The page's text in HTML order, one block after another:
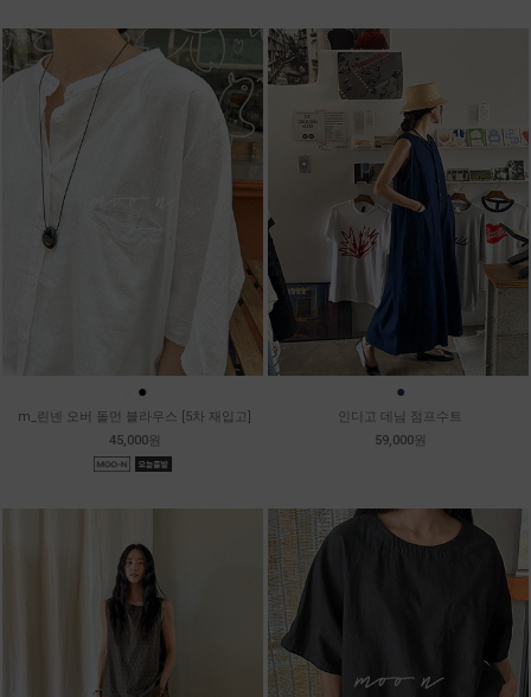
●
m_린넨 오버 돌먼 블라우스 [5차 재입고]
45,000원
●
인디고 데님 점프수트
59,000원